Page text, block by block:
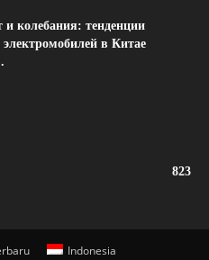
и колебания: тенденции
электромобилей в Китае
823
Indonesia